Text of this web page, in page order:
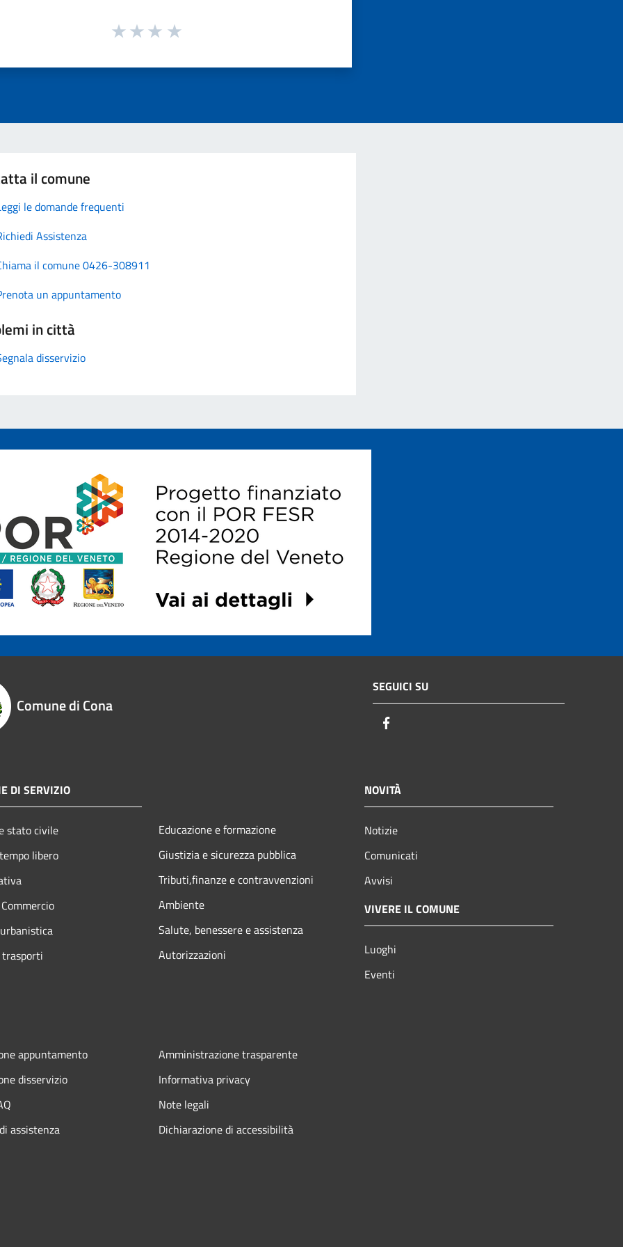
il comune
le domande frequenti
Assistenza
il comune 0426-308911
un appuntamento
in città
disservizio
Comune di Cona
SEGUICI SU
DI SERVIZIO
stato civile
libero
Educazione e formazione
Giustizia e sicurezza pubblica
Tributi,finanze e contravvenzioni
Ambiente
Salute, benessere e assistenza
Autorizzazioni
NOVITÀ
Notizie
Comunicati
Avvisi
VIVERE IL COMUNE
Luoghi
Eventi
appuntamento
disservizio
assistenza
Amministrazione trasparente
Informativa privacy
Note legali
Dichiarazione di accessibilità